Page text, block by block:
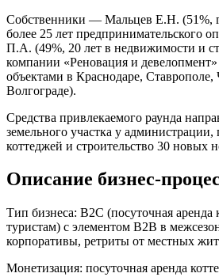
Собственники — Мальцев Е.Н. (51%,
более 25 лет предпринимательского
П.А. (49%, 20 лет в недвижимости и
компании «Реновация и
объектами в Краснодаре, Ставрополе,
Волгограде).
Средства привлекаемого раунда
земельного участка у
коттеджей и строительство 30 новых
Описание бизнес-
Тип бизнеса: B2C (посуточная аренда
туристам) с элементом B2B в
корпоративы, ретриты от местных
Монетизация: посуточная аренда